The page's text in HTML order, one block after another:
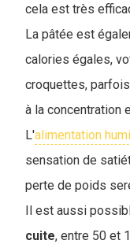
cela est très
La pâtée est
calories égales,
croquettes,
à la concentration
L'alimentation
sensation de
perte de poids
Il est aussi
cuite, entre 50 et